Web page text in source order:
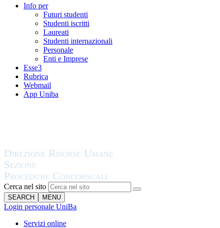
Info per
Futuri studenti
Studenti iscritti
Laureati
Studenti internazionali
Personale
Enti e Imprese
Esse3
Rubrica
Webmail
App Uniba
Cerca nel sito
SEARCH MENU
Login personale UniBa
Servizi online